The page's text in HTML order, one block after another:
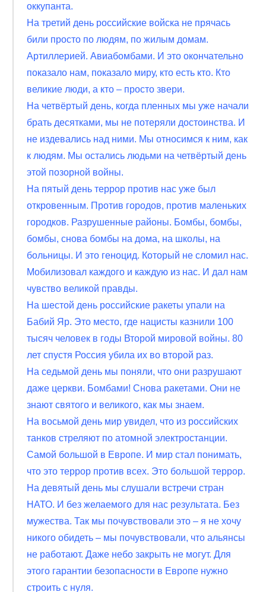
оккупанта.
На третий день российские войска не прячась
били просто по людям, по жилым домам.
Артиллерией. Авиабомбами. И это окончательно
показало нам, показало миру, кто есть кто. Кто
великие люди, а кто – просто звери.
На четвёртый день, когда пленных мы уже начали
брать десятками, мы не потеряли достоинства. И
не издевались над ними. Мы относимся к ним, как
к людям. Мы остались людьми на четвёртый день
этой позорной войны.
На пятый день террор против нас уже был
откровенным. Против городов, против маленьких
городков. Разрушенные районы. Бомбы, бомбы,
бомбы, снова бомбы на дома, на школы, на
больницы. И это геноцид. Который не сломил нас.
Мобилизовал каждого и каждую из нас. И дал нам
чувство великой правды.
На шестой день российские ракеты упали на
Бабий Яр. Это место, где нацисты казнили 100
тысяч человек в годы Второй мировой войны. 80
лет спустя Россия убила их во второй раз.
На седьмой день мы поняли, что они разрушают
даже церкви. Бомбами! Снова ракетами. Они не
знают святого и великого, как мы знаем.
На восьмой день мир увидел, что из российских
танков стреляют по атомной электростанции.
Самой большой в Европе. И мир стал понимать,
что это террор против всех. Это большой террор.
На девятый день мы слушали встречи стран
НАТО. И без желаемого для нас результата. Без
мужества. Так мы почувствовали это – я не хочу
никого обидеть – мы почувствовали, что альянсы
не работают. Даже небо закрыть не могут. Для
этого гарантии безопасности в Европе нужно
строить с нуля.